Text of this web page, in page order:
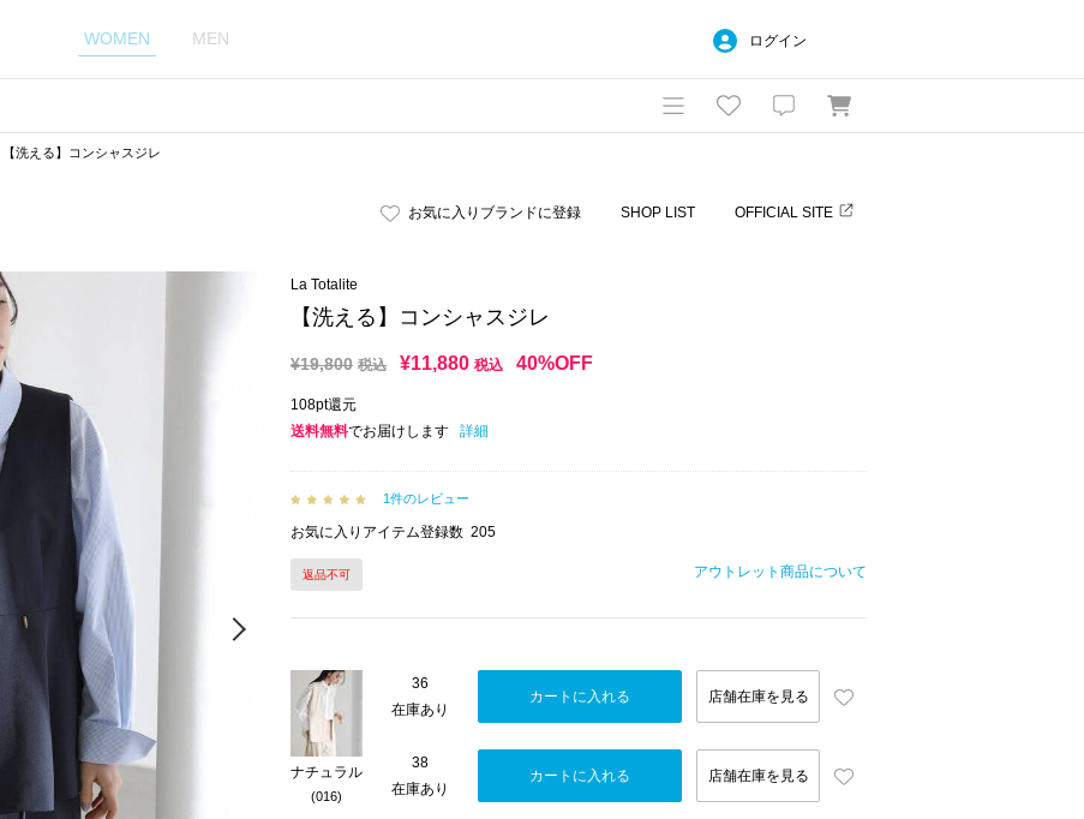
WOMEN MEN ログイン
【洗える】コンシャスジレ
お気に入りブランドに登録 SHOP LIST OFFICIAL SITE
Next
La Totalite
【洗える】コンシャスジレ
¥19,800 税込 ¥11,880 税込 40%OFF
108pt還元
送料無料でお届けします 詳細
1件のレビュー
お気に入りアイテム登録数 205
返品不可 アウトレット商品について
ナチュラル
(016)
36
在庫あり
カートに入れる 店舗在庫を見る
38
在庫あり
カートに入れる 店舗在庫を見る